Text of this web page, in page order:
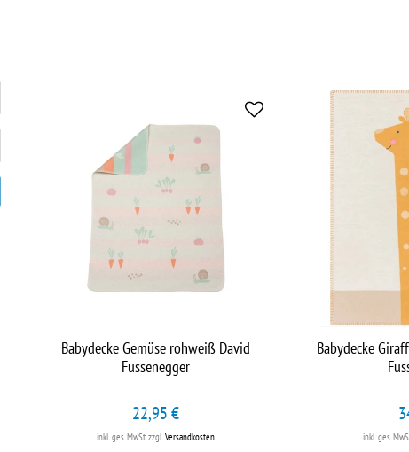
Babydecke Gemüse rohweiß David
Fussenegger
22,95 €
inkl. ges. MwSt. zzgl.Versandkosten
Babydecke
inkl. ges.